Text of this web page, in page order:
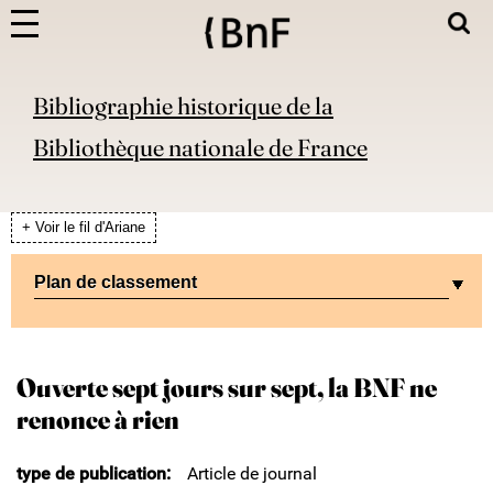
Bibliographie historique de la
Bibliothèque nationale de France
+ Voir le fil d'Ariane
Plan de classement
Ouverte sept jours sur sept, la BNF ne
renonce à rien
type de publication
Article de journal